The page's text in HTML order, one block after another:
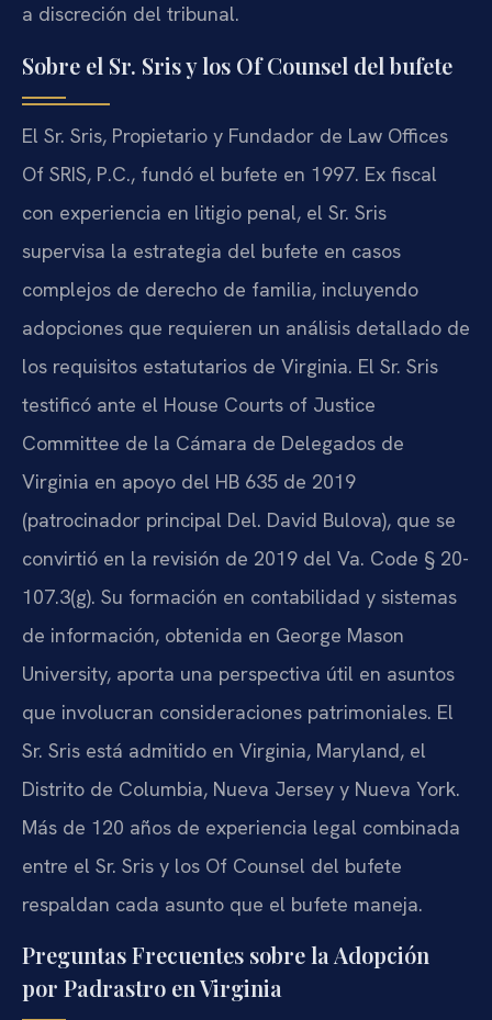
a discreción del tribunal.
Sobre el Sr. Sris y los Of Counsel del bufete
El Sr. Sris, Propietario y Fundador de Law Offices
Of SRIS, P.C., fundó el bufete en 1997. Ex fiscal
con experiencia en litigio penal, el Sr. Sris
supervisa la estrategia del bufete en casos
complejos de derecho de familia, incluyendo
adopciones que requieren un análisis detallado de
los requisitos estatutarios de Virginia. El Sr. Sris
testificó ante el House Courts of Justice
Committee de la Cámara de Delegados de
Virginia en apoyo del HB 635 de 2019
(patrocinador principal Del. David Bulova), que se
convirtió en la revisión de 2019 del Va. Code § 20-
107.3(g). Su formación en contabilidad y sistemas
de información, obtenida en George Mason
University, aporta una perspectiva útil en asuntos
que involucran consideraciones patrimoniales. El
Sr. Sris está admitido en Virginia, Maryland, el
Distrito de Columbia, Nueva Jersey y Nueva York.
Más de 120 años de experiencia legal combinada
entre el Sr. Sris y los Of Counsel del bufete
respaldan cada asunto que el bufete maneja.
Preguntas Frecuentes sobre la Adopción
por Padrastro en Virginia